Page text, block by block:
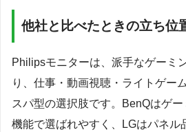
他社と比べたときの立ち位
Philipsモニターは、派手なゲーミ
り、仕事・動画視聴・ライトゲー
スパ型の選択肢です。BenQはゲ
機能で選ばれやすく、LGはパネル